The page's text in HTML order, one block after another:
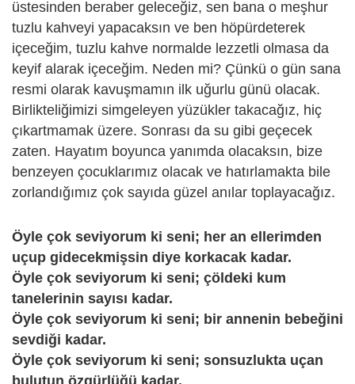
üstesinden beraber geleceğiz, sen bana o meşhur
tuzlu kahveyi yapacaksın ve ben höpürdeterek
içeceğim, tuzlu kahve normalde lezzetli olmasa da
keyif alarak içeceğim. Neden mi? Çünkü o gün sana
resmi olarak kavuşmamın ilk uğurlu günü olacak.
Birlikteliğimizi simgeleyen yüzükler takacağız, hiç
çıkartmamak üzere. Sonrası da su gibi geçecek
zaten. Hayatım boyunca yanımda olacaksın, bize
benzeyen çocuklarımız olacak ve hatırlamakta bile
zorlandığımız çok sayıda güzel anılar toplayacağız.
Öyle çok seviyorum ki seni; her an ellerimden
uçup gidecekmişsin diye korkacak kadar.
Öyle çok seviyorum ki seni; çöldeki kum
tanelerinin sayısı kadar.
Öyle çok seviyorum ki seni; bir annenin bebeğini
sevdiği kadar.
Öyle çok seviyorum ki seni; sonsuzlukta uçan
bulutun özgürlüğü kadar.